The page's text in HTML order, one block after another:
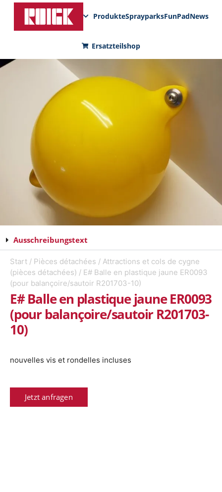
ProdukteSprayparksFunPadNews
Ersatzteilshop
Ausschreibungstext
Start / Pièces détachées / Attractions et cols de cygne
(pièces détachées) / E# Balle en plastique jaune ER0093
(pour balançoire/sautoir R201703-10)
E# Balle en plastique jaune ER0093
(pour balançoire/sautoir R201703-
10)
nouvelles vis et rondelles incluses
Jetzt anfragen